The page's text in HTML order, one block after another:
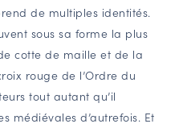
de multiples identités.
sous sa forme la plus
cotte de maille et de la
rouge de l’Ordre du
tout autant qu’il
médiévales d’autrefois. Et